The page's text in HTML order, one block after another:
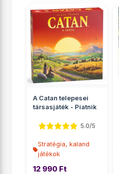
A Catan telepesei
társasjáték - Piatnik
5.0/5
Stratégia, kaland
játékok
12 990 Ft